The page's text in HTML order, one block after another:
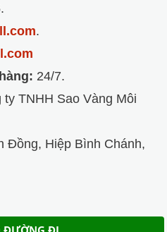
.
24/7.
ty TNHH Sao Vàng Môi
Đồng, Hiệp Bình Chánh,